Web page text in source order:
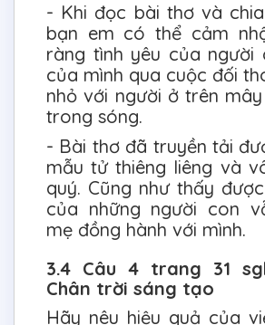
- Khi đọc bài thơ và
bạn em có thể cảm
ràng tình yêu của người
của mình qua cuộc đối
nhỏ với người ở trên
trong sóng.
- Bài thơ đã truyền tải
mẫu tử thiêng liêng và
quý. Cũng như thấy
của những người con
mẹ đồng hành với mình.
3.4 Câu 4 trang 31
Chân trời sáng tạo
Hãy nêu hiệu quả của